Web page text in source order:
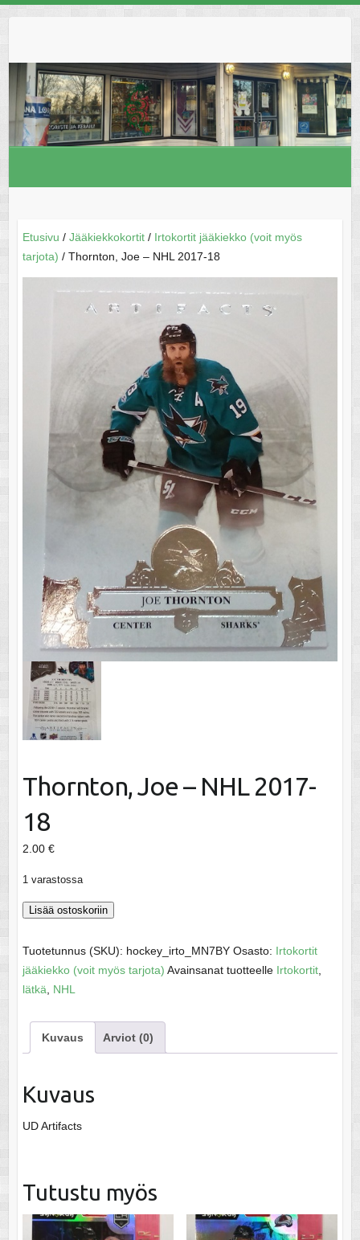
Etusivu / Jääkiekkokortit/ Irtokortit jääkiekko (voit myös
tarjota) / Thornton, Joe – NHL 2017-18
Thornton, Joe – NHL 2017-
18
2.00 €
1 varastossa
Thornton,
-
NHL
2017-
määrä
Lisää ostoskoriin
Tuotetunnus (SKU): hockey_irto_MN7BY Osasto: Irtokortit
jääkiekko (voit myös tarjota) Avainsanat tuotteelle Irtokortit,
lätkä
NHL
Kuvaus Arviot (0)
Kuvaus
UD Artifacts
Tutustu myös